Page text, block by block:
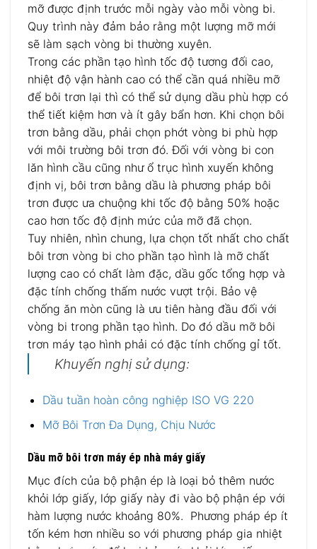
mỡ được định trước mỗi ngày vào mỗi vòng bi.
Quy trình này đảm bảo rằng một lượng mỡ mới
sẽ làm sạch vòng bi thường xuyên.
Trong các phần tạo hình tốc độ tương đối cao,
nhiệt độ vận hành cao có thể cần quá nhiều mỡ
để bôi trơn lại thì có thể sử dụng dầu phù hợp có
thể tiết kiệm hơn và ít gây bẩn hơn. Khi chọn bôi
trơn bằng dầu, phải chọn phớt vòng bi phù hợp
với môi trường bôi trơn đó. Đối với vòng bi con
lăn hình cầu cũng như ổ trục hình xuyến không
định vị, bôi trơn bằng dầu là phương pháp bôi
trơn được ưa chuộng khi tốc độ bằng 50% hoặc
cao hơn tốc độ định mức của mỡ đã chọn.
Tuy nhiên, nhìn chung, lựa chọn tốt nhất cho chất
bôi trơn vòng bi cho phần tạo hình là mỡ chất
lượng cao có chất làm đặc, dầu gốc tổng hợp và
đặc tính chống thấm nước vượt trội. Bảo vệ
chống ăn mòn cũng là ưu tiên hàng đầu đối với
vòng bi trong phần tạo hình. Do đó dầu mỡ bôi
trơn máy tạo hình phải có đặc tính chống gỉ tốt.
Khuyến nghị sử dụng:
Dầu tuần hoàn công nghiệp ISO VG 220
Mỡ Bôi Trơn Đa Dụng, Chịu Nước
Dầu mỡ bôi trơn máy ép nhà máy giấy
Mục đích của bộ phận ép là loại bỏ thêm nước
khỏi lớp giấy, lớp giấy này đi vào bộ phận ép với
hàm lượng nước khoảng 80%. Phương pháp ép ít
tốn kém hơn nhiều so với phương pháp gia nhiệt